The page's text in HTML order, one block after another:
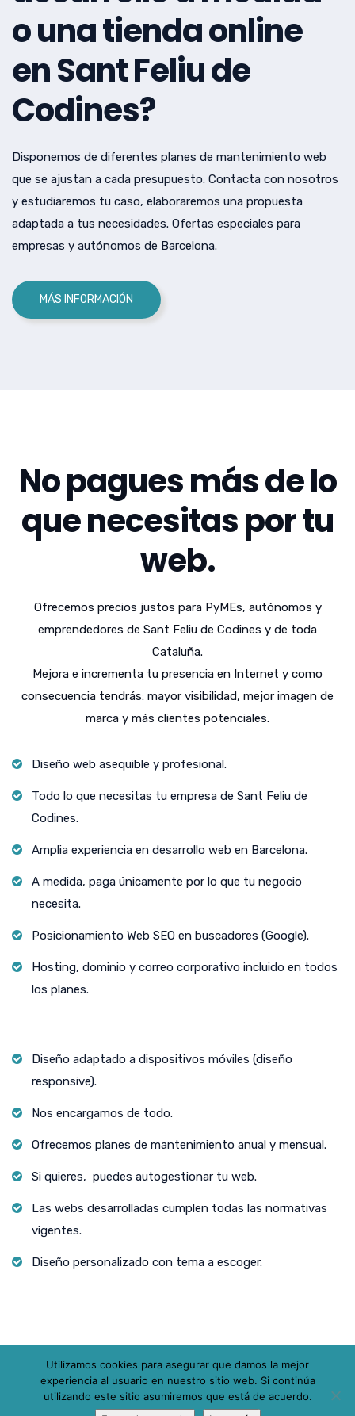
o una tienda online
en Sant Feliu de
Codines?
Disponemos de diferentes planes de mantenimiento web
que se ajustan a cada presupuesto. Contacta con nosotros
y estudiaremos tu caso, elaboraremos una propuesta
adaptada a tus necesidades. Ofertas especiales para
empresas y autónomos de Barcelona.
MÁS INFORMACIÓN
No pagues más de lo
que necesitas por tu
web.
Ofrecemos precios justos para PyMEs, autónomos y
emprendedores de Sant Feliu de Codines y de toda
Cataluña.
Mejora e incrementa tu presencia en Internet y como
consecuencia tendrás: mayor visibilidad, mejor imagen de
marca y más clientes potenciales.
Diseño web asequible y profesional.
Todo lo que necesitas tu empresa de Sant Feliu de
Codines.
Amplia experiencia en desarrollo web en Barcelona.
A medida, paga únicamente por lo que tu negocio
necesita.
Posicionamiento Web SEO en buscadores (Google).
Hosting, dominio y correo corporativo incluido en todos
los planes.
Diseño adaptado a dispositivos móviles (diseño
responsive).
Nos encargamos de todo.
Ofrecemos planes de mantenimiento anual y mensual.
Si quieres, puedes autogestionar tu web.
Las webs desarrolladas cumplen todas las normativas
vigentes.
Diseño personalizado con tema a escoger.
Todos los derechos reservados.
Utilizamos cookies para asegurar que damos la mejor
experiencia al usuario en nuestro sitio web. Si continúa
utilizando este sitio asumiremos que está de acuerdo.